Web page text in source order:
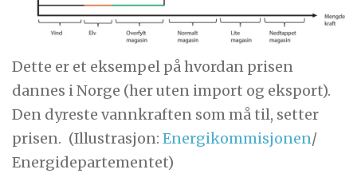
Dette er et eksempel på hvordan prisen
dannes i Norge (her uten import og eksport).
Den dyreste vannkraften som må til, setter
prisen. (Illustrasjon:Energikommisjonen/
Energidepartementet)